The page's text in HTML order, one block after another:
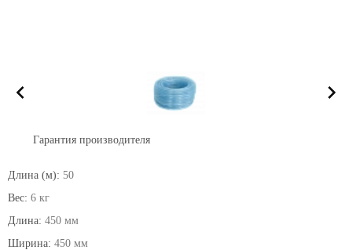
Гарантия производителя
Длина (м): 50
Вес: 6 кг
Длина: 450 мм
Ширина: 450 мм